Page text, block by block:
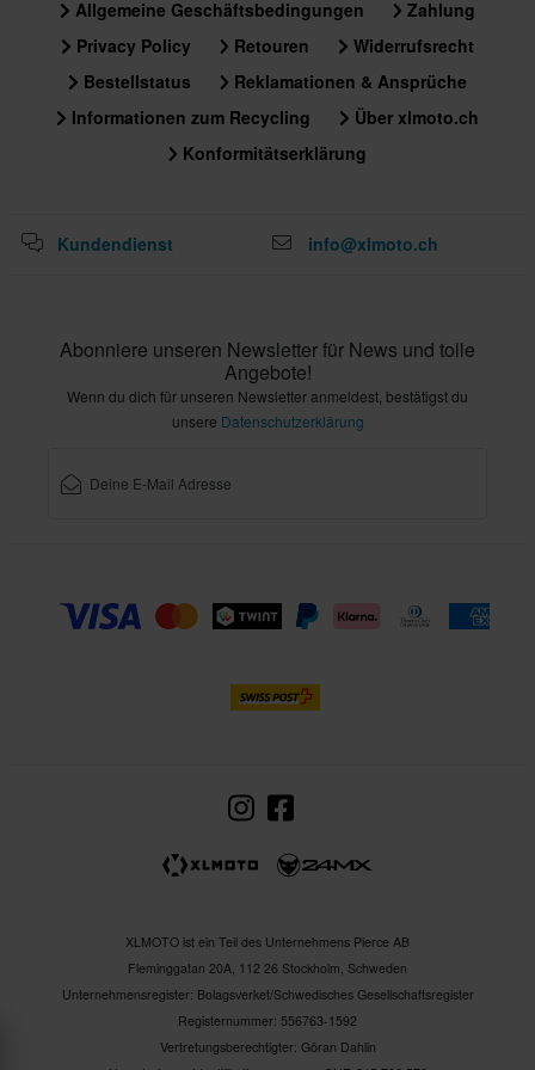
230 x 355 x 110 mm
W32 x L34
265 x 375 x 95 mm
W28 x L30
Allgemeine Geschäftsbedingungen
Zahlung
Privacy Policy
Retouren
Widerrufsrecht
Bestellstatus
Reklamationen & Ansprüche
Informationen zum Recycling
Über xlmoto.ch
Konformitätserklärung
Kundendienst info@xlmoto.ch
Abonniere unseren Newsletter für News und tolle
Angebote!
Wenn du dich für unseren Newsletter anmeldest, bestätigst du
unsere Datenschutzerklärung
XLMOTO ist ein Teil des Unternehmens Pierce AB
Fleminggatan 20A, 112 26 Stockholm, Schweden
Unternehmensregister: Bolagsverket/Schwedisches Gesellschaftsregister
Registernummer: 556763-1592
Vertretungsberechtigter: Göran Dahlin